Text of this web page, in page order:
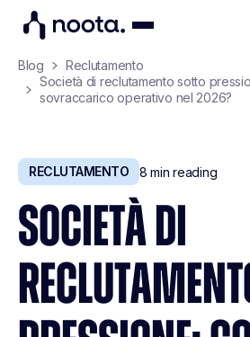
Blog
Reclutamento
Società di reclutamento sotto
sovraccarico operativo nel 2026?
RECLUTAMENTO 8 min reading
SOCIETÀ DI